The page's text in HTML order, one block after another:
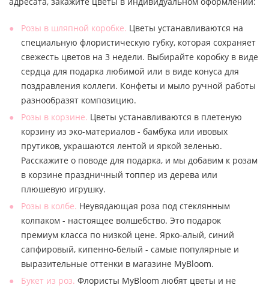
Розы в шляпной коробке. Цветы устанавливаются на
специальную флористическую губку, которая сохраняет
свежесть цветов на 3 недели. Выбирайте коробку в виде
сердца для подарка любимой или в виде конуса для
поздравления коллеги. Конфеты и мыло ручной работы
разнообразят композицию.
Розы в корзине. Цветы устанавливаются в плетеную
корзину из эко-материалов - бамбука или ивовых
прутиков, украшаются лентой и яркой зеленью.
Расскажите о поводе для подарка, и мы добавим к розам
в корзине праздничный топпер из дерева или
плюшевую игрушку.
Розы в колбе. Неувядающая роза под стеклянным
колпаком - настоящее волшебство. Это подарок
премиум класса по низкой цене. Ярко-алый, синий
сапфировый, кипенно-белый - самые популярные и
выразительные оттенки в магазине MyBloom.
Букет из роз. Флористы MyBloom любят цветы и не